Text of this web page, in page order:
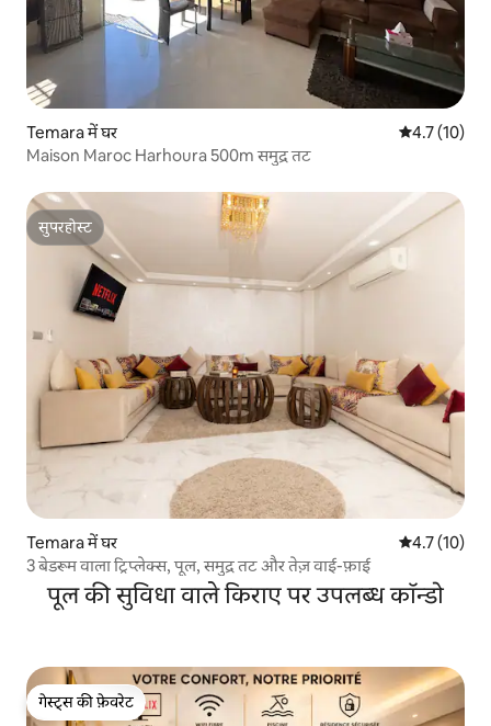
Temara में घर औसत रेटिंग 5
4.7 (10)
Maison Maroc Harhoura 500m समुद्र तट
सुपरहोस्ट
सुपरहोस्ट
Temara में घर औसत रेटिंग 5
4.7 (10)
3 बेडरूम वाला ट्रिप्लेक्स, पूल, समुद्र तट और तेज़ वाई-फ़ाई
पूल की सुविधा वाले किराए पर उपलब्ध कॉन्डो
गेस्ट्स की फ़ेवरेट
गेस्ट्स की फ़ेवरेट